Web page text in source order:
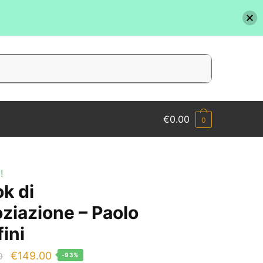
€0.00 0
di
– Paolo
Il
€149.00Il
-93%